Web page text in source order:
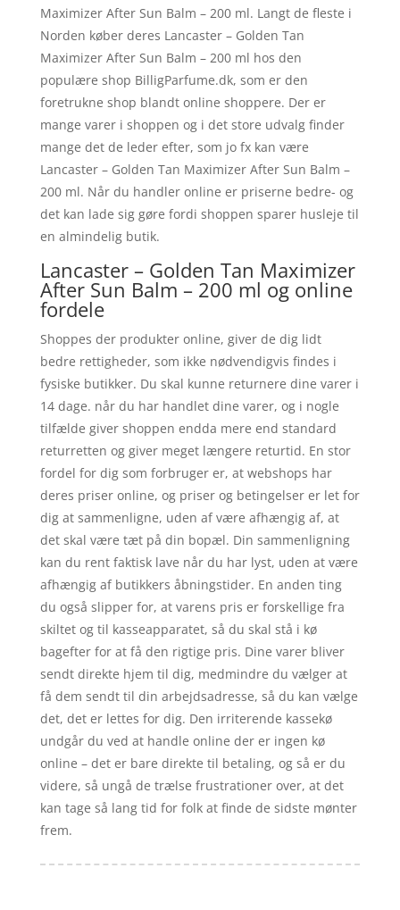
Maximizer After Sun Balm – 200 ml. Langt de fleste i
Norden køber deres Lancaster – Golden Tan
Maximizer After Sun Balm – 200 ml hos den
populære shop BilligParfume.dk, som er den
foretrukne shop blandt online shoppere. Der er
mange varer i shoppen og i det store udvalg finder
mange det de leder efter, som jo fx kan være
Lancaster – Golden Tan Maximizer After Sun Balm –
200 ml. Når du handler online er priserne bedre- og
det kan lade sig gøre fordi shoppen sparer husleje til
en almindelig butik.
Lancaster – Golden Tan Maximizer
After Sun Balm – 200 ml og online
fordele
Shoppes der produkter online, giver de dig lidt
bedre rettigheder, som ikke nødvendigvis findes i
fysiske butikker. Du skal kunne returnere dine varer i
14 dage. når du har handlet dine varer, og i nogle
tilfælde giver shoppen endda mere end standard
returretten og giver meget længere returtid. En stor
fordel for dig som forbruger er, at webshops har
deres priser online, og priser og betingelser er let for
dig at sammenligne, uden af være afhængig af, at
det skal være tæt på din bopæl. Din sammenligning
kan du rent faktisk lave når du har lyst, uden at være
afhængig af butikkers åbningstider. En anden ting
du også slipper for, at varens pris er forskellige fra
skiltet og til kasseapparatet, så du skal stå i kø
bagefter for at få den rigtige pris. Dine varer bliver
sendt direkte hjem til dig, medmindre du vælger at
få dem sendt til din arbejdsadresse, så du kan vælge
det, det er lettes for dig. Den irriterende kassekø
undgår du ved at handle online der er ingen kø
online – det er bare direkte til betaling, og så er du
videre, så ungå de trælse frustrationer over, at det
kan tage så lang tid for folk at finde de sidste mønter
frem.